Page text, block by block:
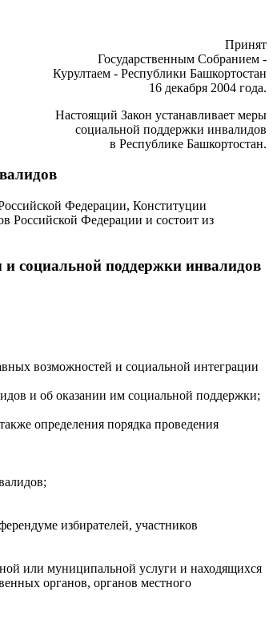
Принят
Государственным Собранием -
Курултаем - Республики Башкортостан
16 декабря 2004 года.
Настоящий Закон устанавливает меры
социальной поддержки инвалидов
в Республике Башкортостан.
Федерации, Конституции
Российской Федерации и состоит из
и социальной поддержки инвалидов
возможностей и социальной интеграции
и об оказании им социальной поддержки;
определения порядка проведения
избирателей, участников
или муниципальной услуги и находящихся
органов, органов местного